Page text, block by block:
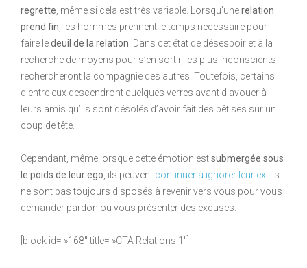
regrette , même si cela est très variable. Lorsqu’unerelation
prend fin , les hommes prennent le temps nécessaire pour
faire ledeuil de la relation . Dans cet état de désespoir et à la
recherche de moyens pour s’en sortir, les plus inconscients
rechercheront la compagnie des autres. Toutefois, certains
d’entre eux descendront quelques verres avant d’avouer à
leurs amis qu’ils sont désolés d’avoir fait des bêtises sur un
coup de tête.
Cependant, même lorsque cette émotion estsubmergée sous
le poids de leur ego , ils peuvent continuer à ignorer leur ex . Ils
ne sont pas toujours disposés à revenir vers vous pour vous
demander pardon ou vous présenter des excuses.
[block id= »168″ title= »CTA Relations 1″]